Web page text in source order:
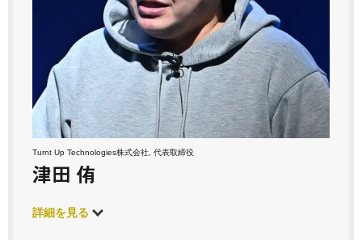
Turnt Up Technologies株式会社, 代表取締役
津田 侑
詳細を見る